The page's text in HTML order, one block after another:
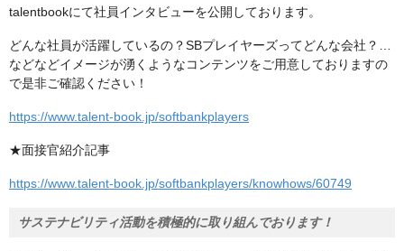
talentbookにて社員インタビューを公開しております。
どんな社員が活躍しているの？SBプレイヤーズってどんな会社？…
などなどイメージが湧くようなコンテンツをご用意しておりますの
で是非ご確認ください！
https://www.talent-book.jp/softbankplayers
★面接官紹介記事
https://www.talent-book.jp/softbankplayers/knowhows/60749
サステナビリティ活動を積極的に取り組んでおります！